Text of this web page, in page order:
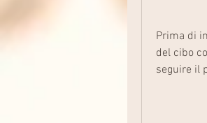
Prima di
del cibo
seguire il